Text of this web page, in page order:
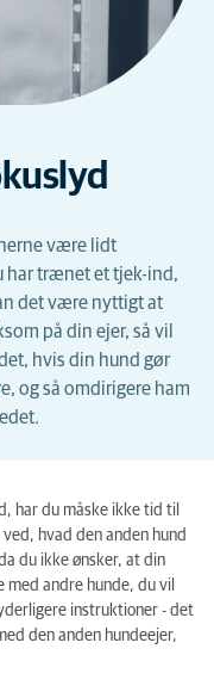
være lidt
har trænet et tjek-ind,
det være nyttigt at
på din ejer, så vil
hvis din hund gør
og så omdirigere ham
har du måske ikke tid til
hvad den anden hund
du ikke ønsker, at din
med andre hunde, du vil
instruktioner - det
den anden hundeejer,